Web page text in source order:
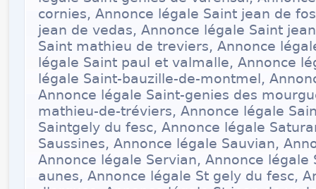
cornies, Annonce légale Saint jean de
jean de vedas, Annonce légale Saint
Saint mathieu de treviers, Annonce
légale Saint paul et valmalle, Annonce
légale Saint-bauzille-de-montmel,
Annonce légale Saint-genies des
mathieu-de-tréviers, Annonce légale
Saintgely du fesc, Annonce légale
Saussines, Annonce légale Sauvian,
Annonce légale Servian, Annonce légale
aunes, Annonce légale St gely du fesc,